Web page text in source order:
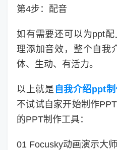
第4步：配音
如有需要还可以为ppt
理添加音效，整个自我
体、生动、有活力。
以上就是 自我介绍ppt
不试试自家开始制作
的PPT制作工具：
01 Focusky动画演示大师